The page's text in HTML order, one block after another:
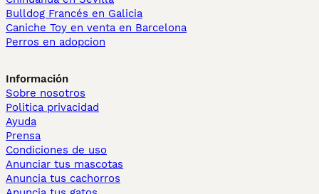
Bulldog Francés en Galicia
Caniche Toy en venta en Barcelona
Perros en adopcion
Información
Sobre nosotros
Politica privacidad
Ayuda
Prensa
Condiciones de uso
Anunciar tus mascotas
Anuncia tus cachorros